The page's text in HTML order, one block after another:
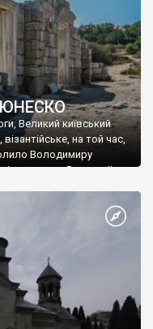
ЮНЕСКО
Великий київський
на той час,
Володимиру
імператору Василю ІІ, та
християнином.
Херсонесу Таврійського